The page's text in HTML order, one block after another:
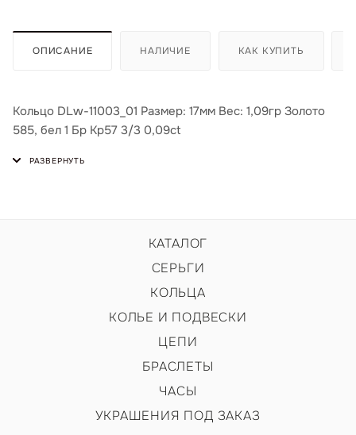
ОПИСАНИЕ НАЛИЧИЕ КАК КУПИТЬ
Кольцо DLw-11003_01 Размер: 17мм Вес: 1,09гр Золото
585, бел 1 Бр Кр57 3/3 0,09ct
КАТАЛОГ
СЕРЬГИ
КОЛЬЦА
КОЛЬЕ И ПОДВЕСКИ
ЦЕПИ
БРАСЛЕТЫ
ЧАСЫ
УКРАШЕНИЯ ПОД ЗАКАЗ